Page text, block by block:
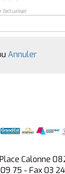
l'actualiser
Annuler
Calonne
75 - Fax 03